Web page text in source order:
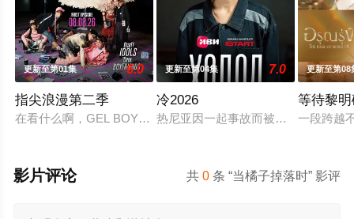
更新至第01集 6.0
指尖浪漫第二季
在看什么啊，GEL BOY，是在想念彼此吗？
更新至第04集 7.0
冷2026
热尼亚因一起事故而被不公正地监禁
更新至第08
等待黎
一段跨越
共0 条 “当橘子掉落时” 影评
影片评论